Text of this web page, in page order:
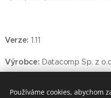
Verze: 1.11
Výrobce: Datacomp Sp. z
Používáme cookies, abychom